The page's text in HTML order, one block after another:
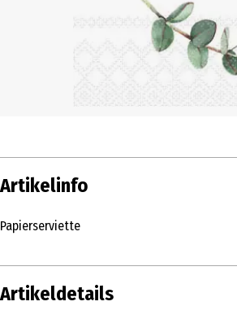
Artikelinfo
Papierserviette
Artikeldetails